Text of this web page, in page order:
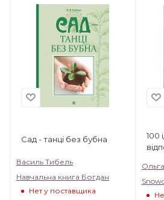
Сад - танці без бубна
Василь Тибель
Навчальна книга Богдан
Нет у поставщика
100